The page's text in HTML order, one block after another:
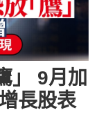
」 9月加
長股表